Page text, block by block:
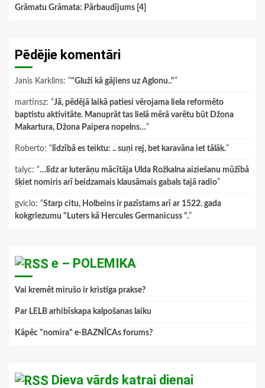
Grāmatu Grāmata: Pārbaudījums [4]
Pēdējie komentāri
Janis Karklins: “"Gluži kā gājiens uz Aglonu.."”
martinsz: “Jā, pēdējā laikā patiesi vērojama liela reformēto
baptistu aktivitāte. Manuprāt tas lielā mērā varētu būt Džona
Makartura, Džona Paipera nopelns…”
Roberto: “ līdzībā es teiktu: .. suņi rej, bet karavāna iet tālāk.”
talyc: “…līdz ar luterāņu mācītāja Ulda Rožkalna aiziešanu mūžībā
šķiet nomiris arī beidzamais klausāmais gabals tajā radio”
gviclo: “Starp citu, Holbeins ir pazīstams arī ar 1522. gada
kokgriezumu "Luters kā Hercules Germanicuss ".”
e – POLEMIKA
Vai kremēt mirušo ir kristīga prakse?
Par LELB arhibīskapa kalpošanas laiku
Kāpēc "nomira" e-BAZNĪCAs forums?
Dieva vārds katrai dienai